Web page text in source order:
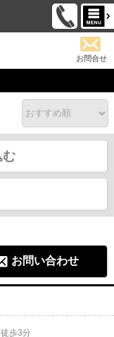
お問合せ
む
お問い合わせ
徒歩3分